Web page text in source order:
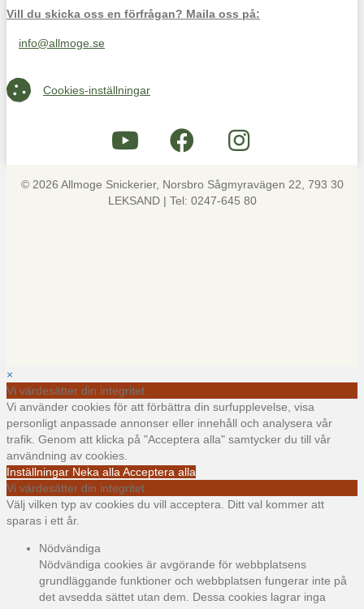
Vill du skicka oss en förfrågan? Maila oss på:
Maila oss på info@allmoge.se
info@allmoge.se
Cookies-inställningar
Cookies-inställningar
© 2026 Allmoge Snickerier, Norsbro Sågmyravägen 22, 793 30
LEKSAND | Tel: 0247-645 80
×
Vi värdesätter din integritet
Vi använder cookies för att förbättra din surfupplevelse, visa
personligt anpassade annonser eller innehåll och analysera vår
trafik. Genom att klicka på "Acceptera alla" samtycker du till vår
användning av cookies.
Inställningar Neka alla Acceptera alla
Vi värdesätter din integritet
Välj vilken typ av cookies du vill acceptera. Ditt val kommer att
sparas i ett år.
Nödvändiga
Nödvändiga cookies är avgörande för webbplatsens
grundläggande funktioner och webbplatsen fungerar inte på
det avsedda sättet utan dem. Dessa cookies lagrar inga